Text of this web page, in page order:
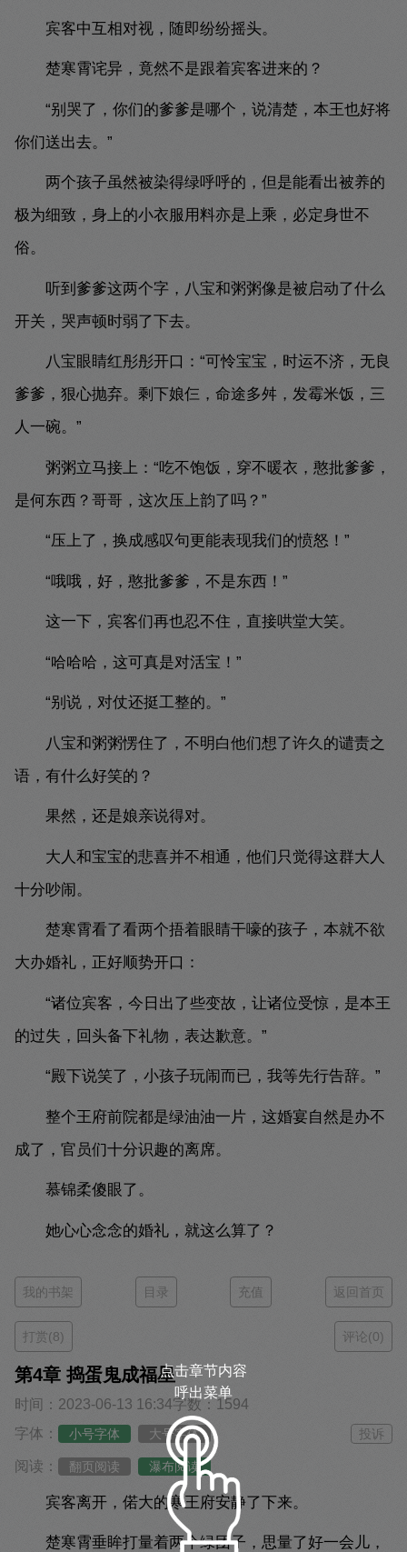
宾客中互相对视，随即纷纷摇头。
楚寒霄诧异，竟然不是跟着宾客进来的？
“别哭了，你们的爹爹是哪个，说清楚，本王也好将
你们送出去。”
两个孩子虽然被染得绿呼呼的，但是能看出被养的
极为细致，身上的小衣服用料亦是上乘，必定身世不
俗。
听到爹爹这两个字，八宝和粥粥像是被启动了什么
开关，哭声顿时弱了下去。
八宝眼睛红彤彤开口：“可怜宝宝，时运不济，无良
爹爹，狠心抛弃。剩下娘仨，命途多舛，发霉米饭，三
人一碗。”
粥粥立马接上：“吃不饱饭，穿不暖衣，憨批爹爹，
是何东西？哥哥，这次压上韵了吗？”
“压上了，换成感叹句更能表现我们的愤怒！”
“哦哦，好，憨批爹爹，不是东西！”
这一下，宾客们再也忍不住，直接哄堂大笑。
“哈哈哈，这可真是对活宝！”
“别说，对仗还挺工整的。”
八宝和粥粥愣住了，不明白他们想了许久的谴责之
语，有什么好笑的？
果然，还是娘亲说得对。
大人和宝宝的悲喜并不相通，他们只觉得这群大人
十分吵闹。
楚寒霄看了看两个捂着眼睛干嚎的孩子，本就不欲
大办婚礼，正好顺势开口：
“诸位宾客，今日出了些变故，让诸位受惊，是本王
的过失，回头备下礼物，表达歉意。”
“殿下说笑了，小孩子玩闹而已，我等先行告辞。”
整个王府前院都是绿油油一片，这婚宴自然是办不
成了，官员们十分识趣的离席。
慕锦柔傻眼了。
她心心念念的婚礼，就这么算了？
我的书架 目录 充值 返回首页
打赏(8) 评论(0)
第4章 捣蛋鬼成福星
时间：2023-06-13 16:34字数：1594
字体：
小号字体 大号字体 投诉
阅读： 翻页阅读 瀑布阅读
宾客离开，偌大的寒王府安静了下来。
楚寒霄垂眸打量着两个绿团子，思量了好一会儿，
点击章节内容
呼出菜单